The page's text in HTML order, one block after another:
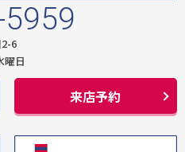
6
曜日
来店予約